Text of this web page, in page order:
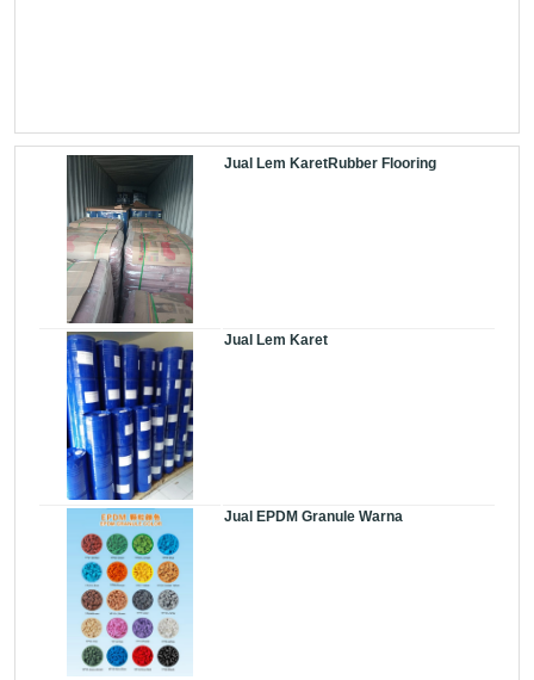
Jual Lem KaretRubber Flooring
Jual Lem Karet
Jual EPDM Granule Warna